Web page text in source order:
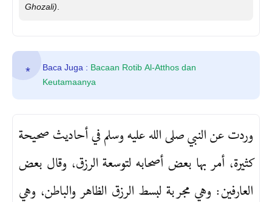
Ghozali).
Baca Juga : Bacaan Rotib Al-Atthos dan
Keutamaanya
وردت عن النبي صلى الله عليه وسلم في أحاديث صحيحة
كثيرة، أمر بها بعض أصحابه لتوسعة الرزق، وقال بعض
العارفين: وهي مجربة لبسط الرزق الظاهر والباطن، وهي